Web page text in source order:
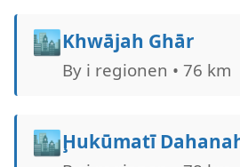
🏙️Khwājah Ghār
By i regionen • 76 km
🏙️Ḩukūmatī